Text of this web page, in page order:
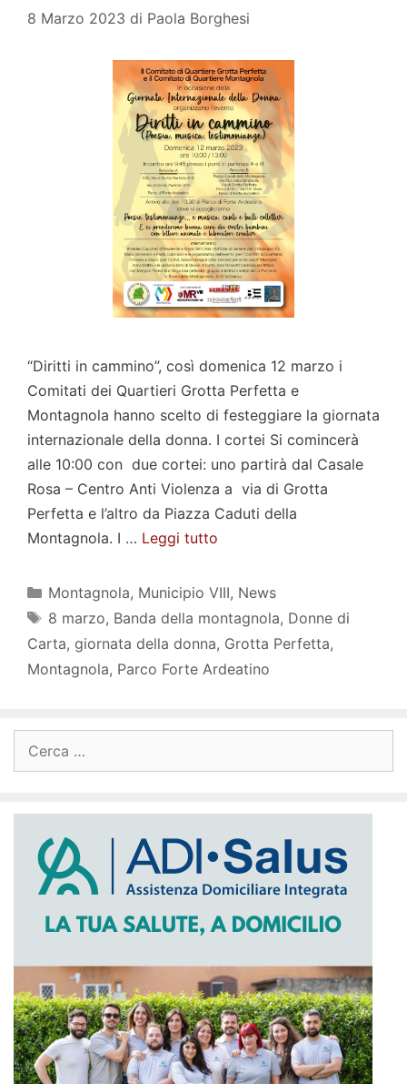
8 Marzo 2023 di Paola Borghesi
“Diritti in cammino”, così domenica 12 marzo i
Comitati dei Quartieri Grotta Perfetta e
Montagnola hanno scelto di festeggiare la giornata
internazionale della donna. I cortei Si comincerà
alle 10:00 con due cortei: uno partirà dal Casale
Rosa – Centro Anti Violenza a via di Grotta
Perfetta e l’altro da Piazza Caduti della
Montagnola. I … Leggi tutto
Categorie
Montagnola, Municipio VIII, News
Tag
8 marzo, Banda della montagnola, Donne di
Carta, giornata della donna, Grotta Perfetta,
Montagnola, Parco Forte Ardeatino
per: